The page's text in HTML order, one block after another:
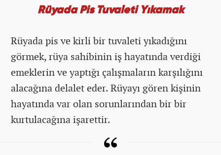
Rüyada Pis Tuvaleti Yıkamak
Rüyada pis ve kirli bir tuvaleti yıkadığını
görmek, rüya sahibinin iş hayatında verdiği
emeklerin ve yaptığı çalışmaların karşılığını
alacağına delalet eder. Rüyayı gören kişinin
hayatında var olan sorunlarından bir bir
kurtulacağına işarettir.